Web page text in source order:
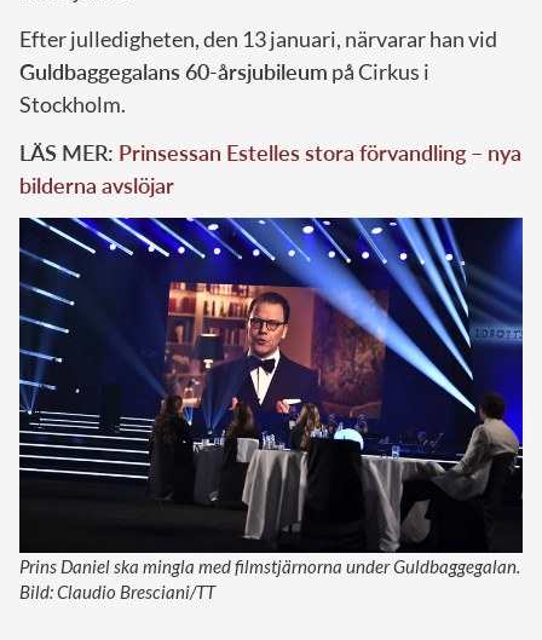
Efter julledigheten, den 13 januari, närvarar han vid
Guldbaggegalans 60-årsjubileum på Cirkus i
Stockholm.
LÄS MER: Prinsessan Estelles stora förvandling – nya
bilderna avslöjar
Prins Daniel ska mingla med filmstjärnorna under Guldbaggegalan.
Bild: Claudio Bresciani/TT